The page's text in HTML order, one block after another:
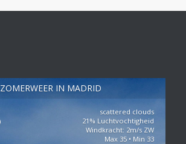
ZOMERWEER IN MADRID
scattered clouds
21% Luchtvochtigheid
Windkracht: 2m/s ZW
Max 35 • Min 33